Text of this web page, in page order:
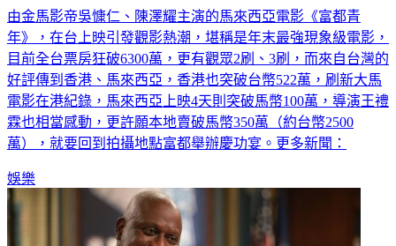
由金馬影帝吳慷仁、陳澤耀主演的馬來西亞電影《富都青
年》，在台上映引發觀影熱潮，堪稱是年末最強現象級電影，
目前全台票房狂破6300萬，更有觀眾2刷、3刷，而來自台灣的
好評傳到香港、馬來西亞，香港也突破台幣522萬，刷新大馬
電影在港紀錄，馬來西亞上映4天則突破馬幣100萬，導演王禮
霖也相當感動，更許願本地賣破馬幣350萬（約台幣2500
萬），就要回到拍攝地點富都舉辦慶功宴。更多新聞：
娛樂